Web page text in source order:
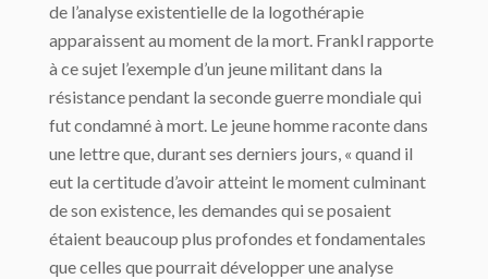
de l’analyse existentielle de la logothérapie
apparaissent au moment de la mort. Frankl rapporte
à ce sujet l’exemple d’un jeune militant dans la
résistance pendant la seconde guerre mondiale qui
fut condamné à mort. Le jeune homme raconte dans
une lettre que, durant ses derniers jours, « quand il
eut la certitude d’avoir atteint le moment culminant
de son existence, les demandes qui se posaient
étaient beaucoup plus profondes et fondamentales
que celles que pourrait développer une analyse